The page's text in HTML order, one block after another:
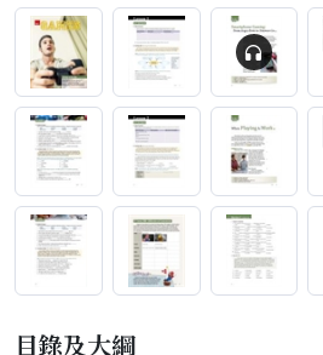
目錄及大綱